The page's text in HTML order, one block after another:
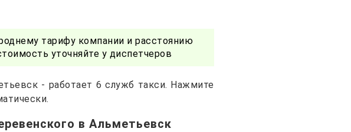
тарифу компании и расстоянию
уточняйте у диспетчеров
- работает 6 служб такси. Нажмите
в Альметьевск